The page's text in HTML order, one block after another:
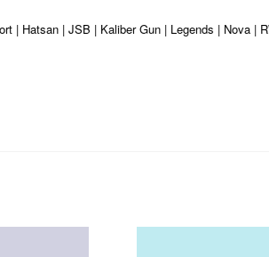
| JSB | Kaliber Gun | Legends | Nova |